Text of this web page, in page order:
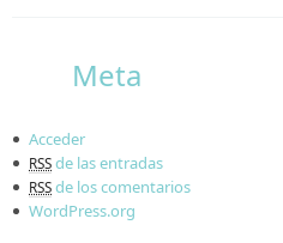
Meta
Acceder
RSSde las entradas
RSSde los comentarios
WordPress.org